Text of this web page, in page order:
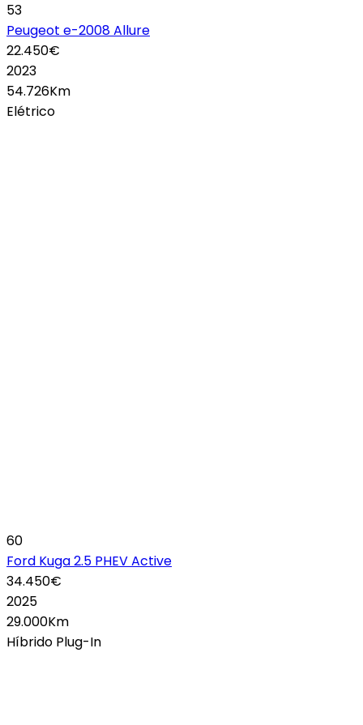
53
Peugeot e-2008 Allure
22.450€
2023
54.726Km
Elétrico
60
Ford Kuga 2.5 PHEV Active
34.450€
2025
29.000Km
Híbrido Plug-In